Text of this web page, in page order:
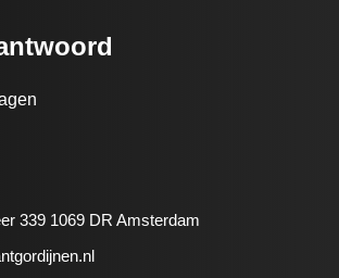
339 1069 DR Amsterdam